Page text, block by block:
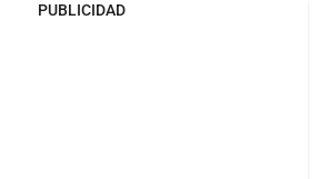
PUBLICIDAD